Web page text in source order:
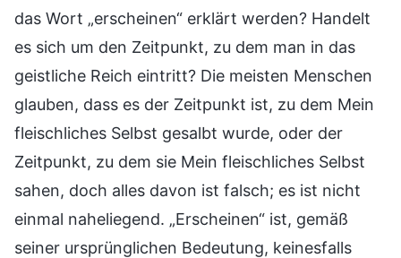
das Wort „erscheinen“ erklärt werden? Handelt
es sich um den Zeitpunkt, zu dem man in das
geistliche Reich eintritt? Die meisten Menschen
glauben, dass es der Zeitpunkt ist, zu dem Mein
fleischliches Selbst gesalbt wurde, oder der
Zeitpunkt, zu dem sie Mein fleischliches Selbst
sahen, doch alles davon ist falsch; es ist nicht
einmal naheliegend. „Erscheinen“ ist, gemäß
seiner ursprünglichen Bedeutung, keinesfalls